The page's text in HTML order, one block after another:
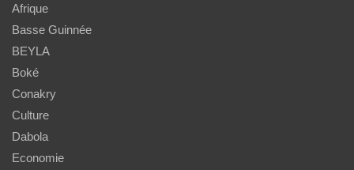
Afrique
Basse Guinnée
BEYLA
Boké
Conakry
Culture
Dabola
Economie